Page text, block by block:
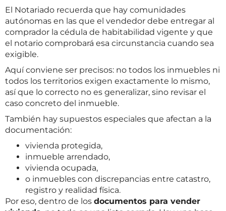
El Notariado recuerda que hay comunidades
autónomas en las que el vendedor debe entregar al
comprador la cédula de habitabilidad vigente y que
el notario comprobará esa circunstancia cuando sea
exigible.
Aquí conviene ser precisos: no todos los inmuebles ni
todos los territorios exigen exactamente lo mismo,
así que lo correcto no es generalizar, sino revisar el
caso concreto del inmueble.
También hay supuestos especiales que afectan a la
documentación:
vivienda protegida,
inmueble arrendado,
vivienda ocupada,
o inmuebles con discrepancias entre catastro,
registro y realidad física.
Por eso, dentro de los documentos para vender